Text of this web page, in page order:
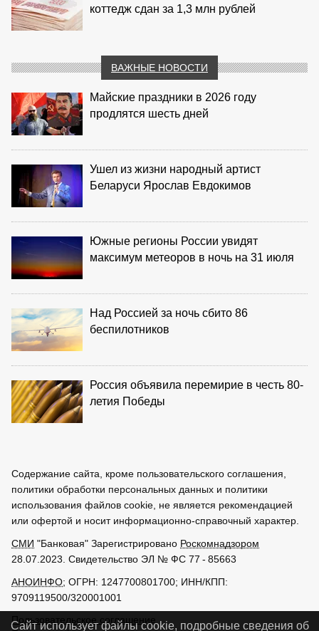
коттедж сдан за 1,3 млн рублей
ВАЖНЫЕ НОВОСТИ
Майские праздники в 2026 году
продлятся шесть дней
Ушел из жизни народный артист
Беларуси Ярослав Евдокимов
Южные регионы России увидят
максимум метеоров в ночь на 31 июля
Над Россией за ночь сбито 86
беспилотников
Россия объявила перемирие в честь 80-
летия Победы
Содержание сайта, кроме пользовательского соглашения,
политики обработки персональных данных и политики
использования файлов cookie, не является рекомендацией
или офертой и носит информационно-справочный характер.
СМИ "Банковая" Зарегистрировано Роскомнадзором
28.07.2023. Свидетельство ЭЛ № ФС 77 - 85663
АНОИНФО; ОГРН: 1247700801700; ИНН/КПП:
9709119500/320001001
Пользовательское соглашение
Сайт использует файлы cookie, подробные сведения об